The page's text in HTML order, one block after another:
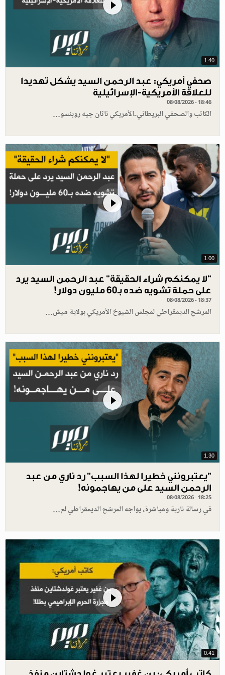
1.40
صحفي أمريكي: عبد الرحمن السيد يشكل تهديدا
للعلاقة الأمريكية-الإسرائيلية
08/08/2026 - 18:46
الكاتب والصحفي البريطاني-الأمريكي ناثان جيه روبنسو…
1.00
"لا يمكنكم شراء الحقيقة" عبد الرحمن السيد يرد
على حملة تشويه ضده بـ60 مليون دولار!
08/08/2026 - 18:37
المرشح الديمقراطي لمجلس الشيوخ الأمريكي بولاية ميش…
1.30
"يعتبرونني خطيرا لهذا السبب" رد ناري من عبد
الرحمن السيد على من يهاجمونه!
08/08/2026 - 18:25
في رسالة نارية ومباشرة، يواجه المرشح الديمقراطي لم…
0.41